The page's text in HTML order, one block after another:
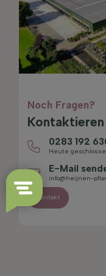
Noch Fragen?
Kontaktieren
0283 192
Heute
E-Mail
info@heijnen-
Kontakt